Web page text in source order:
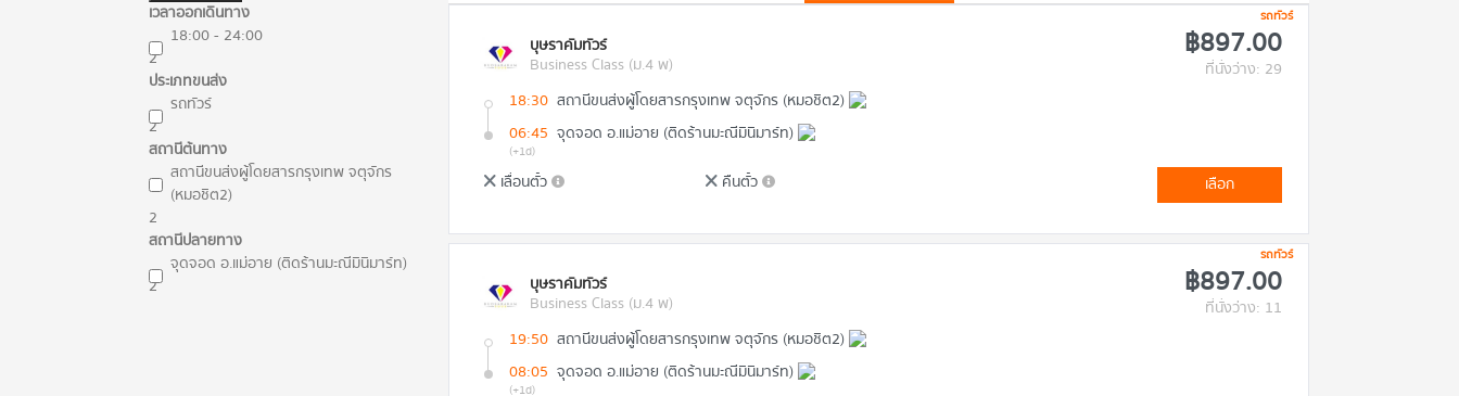
เวลาออกเดินทาง
18:00 - 24:00
2
ประเภทขนส่ง
รถทัวร์
2
สถานีต้นทาง
สถานีขนส่งผู้โดยสารกรุงเทพ จตุจักร
(หมอชิต2)
2
สถานีปลายทาง
จุดจอด อ.แม่อาย (ติดร้านมะณีมินิมาร์ท)
2
รถทัวร์
บุษราคัมทัวร์
Business Class (ม.4 พ)
฿897.00
ที่นั่งว่าง: 29
18:30 สถานีขนส่งผู้โดยสารกรุงเทพ จตุจักร (หมอชิต2)
06:45 จุดจอด อ.แม่อาย (ติดร้านมะณีมินิมาร์ท)
(+1d)
เลื่อนตั๋ว คืนตั๋ว เลือก
รถทัวร์
บุษราคัมทัวร์
Business Class (ม.4 พ)
฿897.00
ที่นั่งว่าง: 11
19:50 สถานีขนส่งผู้โดยสารกรุงเทพ จตุจักร (หมอชิต2)
08:05 จุดจอด อ.แม่อาย (ติดร้านมะณีมินิมาร์ท)
(+1d)